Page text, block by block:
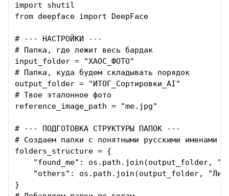
import shutil
from deepface import DeepFace
# --- НАСТРОЙКИ ---
# Папка, где лежит весь бардак
input_folder = "ХАОС_ФОТО"
# Папка, куда будем складывать порядок
output_folder = "ИТОГ_Сортировки_AI"
# Твое эталонное фото
reference_image_path = "me.jpg"
# --- ПОДГОТОВКА СТРУКТУРЫ ПАПОК ---
# Создаем папки с понятными русскими именами
folders_structure = {
"found_me": os.path.join(output_folder,
"others": os.path.join(output_folder,
}